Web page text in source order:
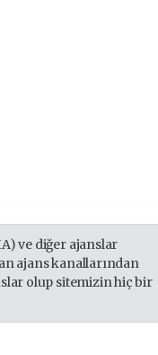
ve diğer ajanslar
ajans kanallarından
olup sitemizin hiç bir